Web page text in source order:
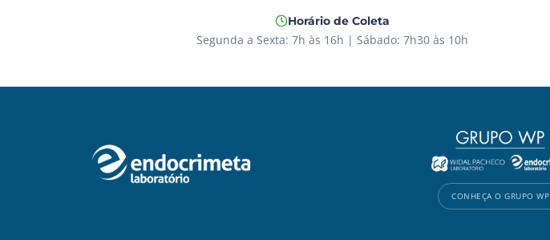
Horário de Coleta
Segunda a Sexta: 7h às 16h | Sábado: 7h30 às 10h
CONHEÇA O GRUPO WP